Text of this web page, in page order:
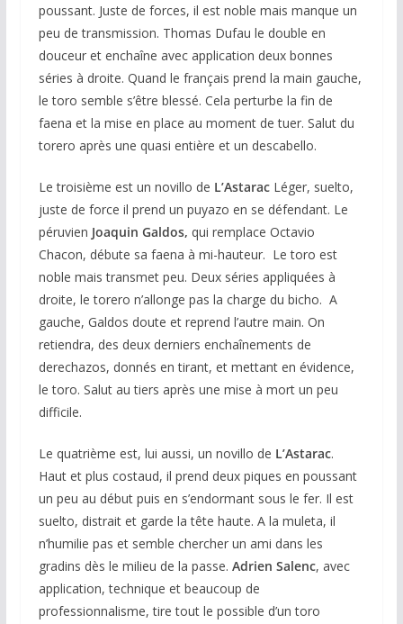
poussant. Juste de forces, il est noble mais manque un
peu de transmission. Thomas Dufau le double en
douceur et enchaîne avec application deux bonnes
séries à droite. Quand le français prend la main gauche,
le toro semble s’être blessé. Cela perturbe la fin de
faena et la mise en place au moment de tuer. Salut du
torero après une quasi entière et un descabello.
Le troisième est un novillo de L’Astarac Léger, suelto,
juste de force il prend un puyazo en se défendant. Le
péruvien Joaquin Galdos, qui remplace Octavio
Chacon, débute sa faena à mi-hauteur. Le toro est
noble mais transmet peu. Deux séries appliquées à
droite, le torero n’allonge pas la charge du bicho. A
gauche, Galdos doute et reprend l’autre main. On
retiendra, des deux derniers enchaînements de
derechazos, donnés en tirant, et mettant en évidence,
le toro. Salut au tiers après une mise à mort un peu
difficile.
Le quatrième est, lui aussi, un novillo de L’Astarac.
Haut et plus costaud, il prend deux piques en poussant
un peu au début puis en s’endormant sous le fer. Il est
suelto, distrait et garde la tête haute. A la muleta, il
n’humilie pas et semble chercher un ami dans les
gradins dès le milieu de la passe. Adrien Salenc, avec
application, technique et beaucoup de
professionnalisme, tire tout le possible d’un toro